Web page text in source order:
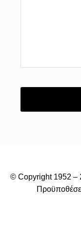
© Copyright 1952 –